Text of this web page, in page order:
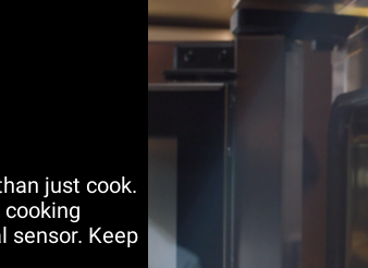
just cook.
sensor. Keep